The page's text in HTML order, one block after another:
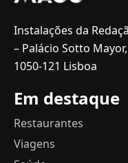
Instalações da
– Palácio Sotto
1050-121 Lisboa
Em destaque
Restaurantes
Viagens